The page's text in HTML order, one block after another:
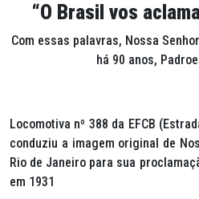
“O Brasil vos
Com essas palavras, Nossa
há 90 anos,
Locomotiva nº 388 da EFCB
conduziu a imagem original de
Rio de Janeiro para sua
em 1931